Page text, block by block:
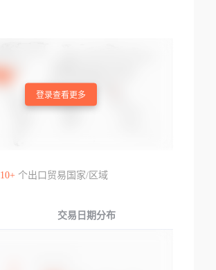
登录查看更多
10+个出口贸易国家/区域
交易日期分布